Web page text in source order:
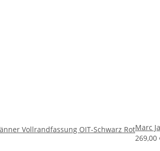
Vollrandfassung OIT-Schwarz RotMarc